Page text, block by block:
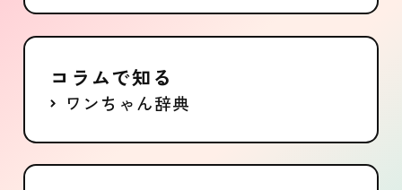
コラムで知る
ワンちゃん辞典